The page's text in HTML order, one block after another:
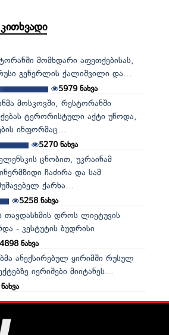
მომხდარი აფეთქებისას,
გენერლის ქალიშვილი და...
5979 ნახვა
მოსკოვში, რესტორანში
ტერორისტული აქტი უწოდა,
ინფორმაც...
5270ნახვა
ცნობით, უკრაინამ
ჩაძირა და სამ
ქარხა...
5258ნახვა
თავდასხმის დროს ლიეტუვის
- კესტუტის ბუდრისი
ნახვა
ანექსირებულ ყირიმში რუსულ
იერიშები მიიტანეს...